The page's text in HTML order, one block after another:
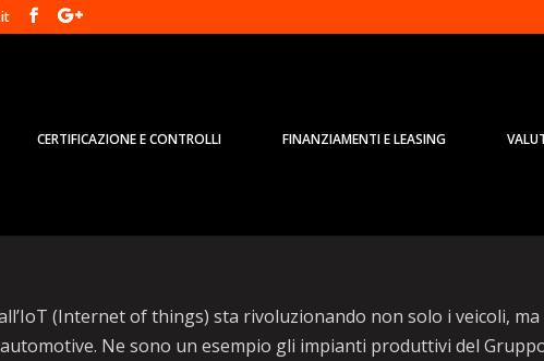
CERTIFICAZIONE E CONTROLLI FINANZIAMENTI E LEASING
(Internet of things) sta rivoluzionando non solo i veicoli, ma
Ne sono un esempio gli impianti produttivi del